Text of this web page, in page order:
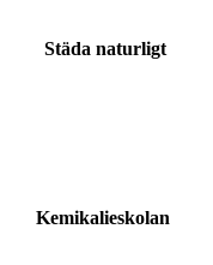
Städa naturligt
Kemikalieskolan